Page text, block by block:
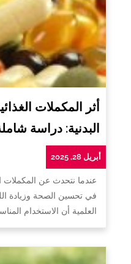
أثر المكملات
البدنية: دراسة
أبريل 28, 2025
عندما نتحدث عن المكملات
في تحسين الصحة وزيادة
العلمية أن الاستخدام